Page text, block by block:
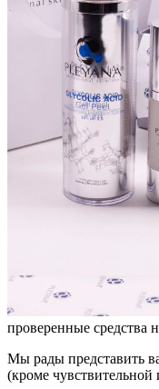
проверенные средства
Мы рады представить
(кроме чувствительной